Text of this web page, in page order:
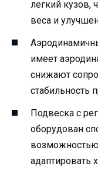
легкий кузов,
веса и
имеет
снижают
стабильность
Подвеска с
оборудован
возможностью
адаптировать